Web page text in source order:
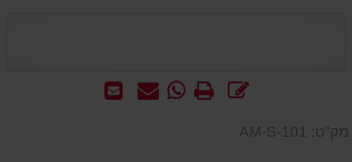
שלח
שאל WhatsApp
הדפס
מק"ט: AM-S-101